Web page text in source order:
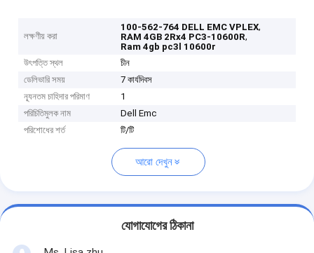
লক্ষণীয় করা
100-562-764 DELL EMC VPLEX,
RAM 4GB 2Rx4 PC3-10600R,
Ram 4gb pc3l 10600r
উৎপত্তি স্থল
চীন
ডেলিভারি সময়
7 কার্যদিবস
ন্যূনতম চাহিদার পরিমাণ
1
পরিচিতিমুলক নাম
Dell Emc
পরিশোধের শর্ত
টি/টি
আরো দেখুন
যোগাযোগের ঠিকানা